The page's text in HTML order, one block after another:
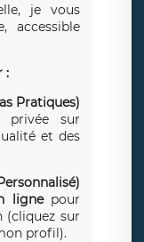
je vous
accessible
:
Pratiques)
privée sur
et des
lignepour
(cliquez sur
profil).